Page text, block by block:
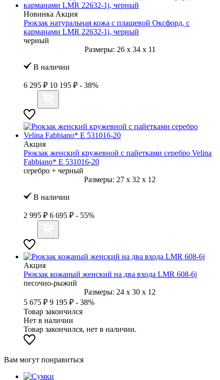
Новинка Акция
Рюкзак натуральная кожа с плащевой Оксфорд, с
карманами LMR 22632-1j, черный
черный
Размеры: 26 x 34 x 11
В наличии
6 295 ₽ 10 195 ₽ - 38%
Акция
Рюкзак женский кружевной с пайетками серебро Velina
Fabbiano* E 531016-20
серебро + черный
Размеры: 27 x 32 x 12
В наличии
2 995 ₽ 6 695 ₽ - 55%
Акция
Рюкзак кожаный женский на два входа LMR 608-6j
песочно-рыжий
Размеры: 24 x 30 x 12
5 675 ₽ 9 195 ₽ - 38%
Товар закончился
Нет в наличии
Товар закончился, нет в наличии.
Вам могут понравиться